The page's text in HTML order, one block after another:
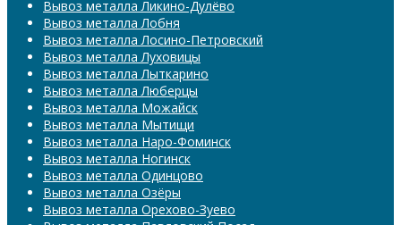
Вывоз металла Ликино-Дулёво
Вывоз металла Лобня
Вывоз металла Лосино-Петровский
Вывоз металла Луховицы
Вывоз металла Лыткарино
Вывоз металла Люберцы
Вывоз металла Можайск
Вывоз металла Мытищи
Вывоз металла Наро-Фоминск
Вывоз металла Ногинск
Вывоз металла Одинцово
Вывоз металла Озёры
Вывоз металла Орехово-Зуево